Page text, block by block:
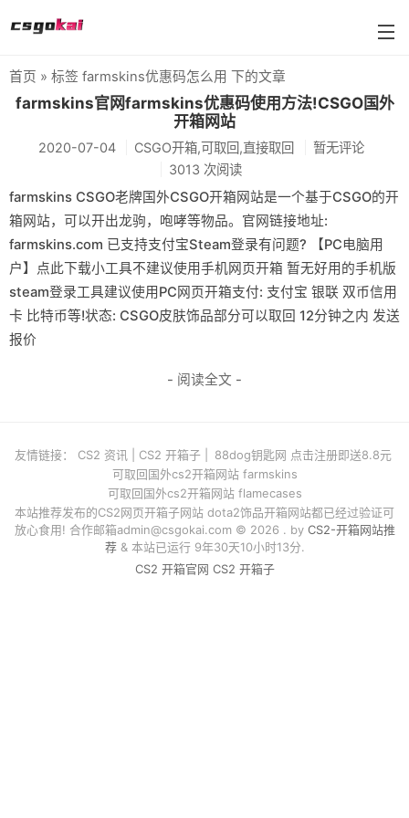
farmskins
88dog
flamecases
88hash-jp
首页 » 标签 farmskins优惠码怎么用 下的文章
farmskins官网farmskins优惠码使用方法!CSGO国外
开箱网站
2020-07-04 CSGO开箱,可取回,直接取回
暂无评论
3013 次阅读
farmskins CSGO老牌国外CSGO开箱网站是一个基于CSGO的开
箱网站，可以开出龙驹，咆哮等物品。官网链接地址:
farmskins.com 已支持支付宝Steam登录有问题? 【PC电脑用
户】点此下载小工具不建议使用手机网页开箱 暂无好用的手机版
steam登录工具建议使用PC网页开箱支付: 支付宝 银联 双币信用
卡 比特币等!状态: CSGO皮肤饰品部分可以取回 12分钟之内 发送
报价
- 阅读全文 -
友情链接： CS2 资讯 CS2 开箱子
88dog钥匙网 点击注册即送8.8元
可取回国外cs2开箱网站 farmskins
可取回国外cs2开箱网站 flamecases
本站推荐发布的CS2网页开箱子网站 dota2饰品开箱网站都已经过验证可
放心食用! 合作邮箱admin@csgokai.com© 2026 . by CS2-开箱网站推
荐& 本站已运行 9年30天10小时13分.
CS2 开箱官网 CS2 开箱子